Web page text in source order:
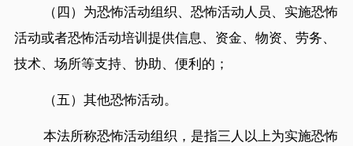
（四）为恐怖活动组织、恐怖活动人员、实施恐怖
活动或者恐怖活动培训提供信息、资金、物资、劳务、
技术、场所等支持、协助、便利的；
（五）其他恐怖活动。
本法所称恐怖活动组织，是指三人以上为实施恐怖